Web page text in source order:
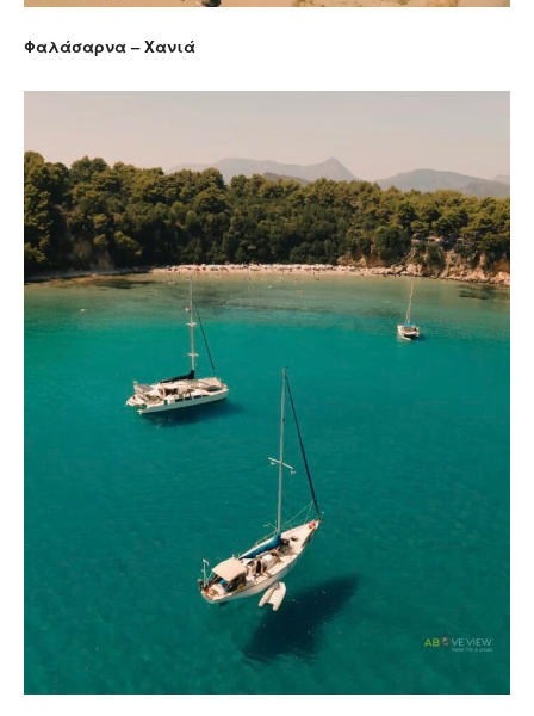
Φαλάσαρνα – Χανιά